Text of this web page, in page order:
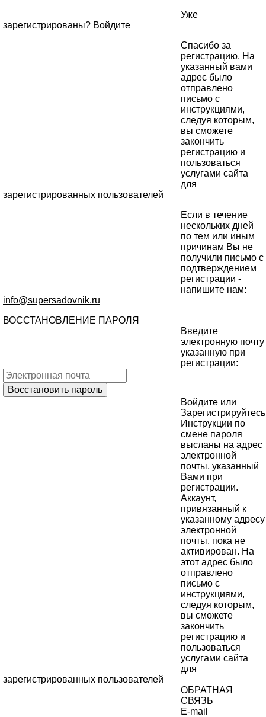
Уже
зарегистрированы? Войдите
Спасибо за
регистрацию. На
указанный вами
адрес было
отправлено
письмо с
инструкциями,
следуя которым,
вы сможете
закончить
регистрацию и
пользоваться
услугами сайта
для
зарегистрированных пользователей
Если в течение
нескольких дней
по тем или иным
причинам Вы не
получили письмо с
подтверждением
регистрации -
напишите нам:
info@supersadovnik.ru
ВОССТАНОВЛЕНИЕ ПАРОЛЯ
Введите
электронную почту
указанную при
регистрации:
Войдите или
Зарегистрируйтесь
Инструкции по
смене пароля
высланы на адрес
электронной
почты, указанный
Вами при
регистрации.
Аккаунт,
привязанный к
указанному адресу
электронной
почты, пока не
активирован. На
этот адрес было
отправлено
письмо с
инструкциями,
следуя которым,
вы сможете
закончить
регистрацию и
пользоваться
услугами сайта
для
зарегистрированных пользователей
ОБРАТНАЯ
СВЯЗЬ
E-mail